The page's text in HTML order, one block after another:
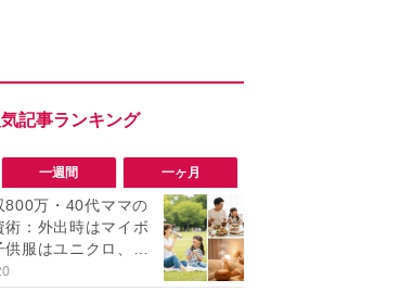
一週間 一ヶ月
800万・40代ママの
術：外出時はマイボ
供服はユニクロ、で
美容」はケチらない